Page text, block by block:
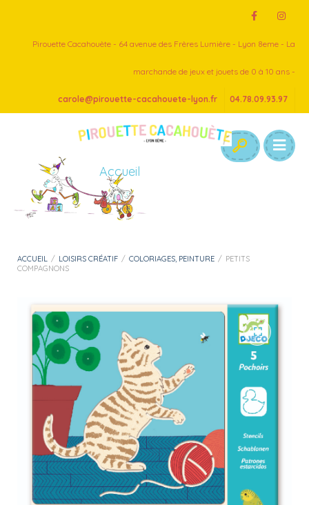
Pirouette Cacahouète - 64 avenue des Frères Lumière - Lyon 8eme - La
marchande de jeux et jouets de 0 à 10 ans -
carole@pirouette-cacahouete-lyon.fr 04.78.09.93.97
Accueil
ACCUEIL / LOISIRS CRÉATIF / COLORIAGES, PEINTURE / PETITS
COMPAGNONS